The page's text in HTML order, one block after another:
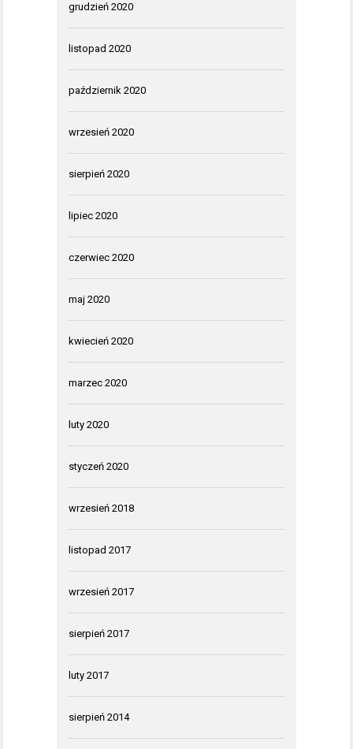
grudzień 2020
listopad 2020
październik 2020
wrzesień 2020
sierpień 2020
lipiec 2020
czerwiec 2020
maj 2020
kwiecień 2020
marzec 2020
luty 2020
styczeń 2020
wrzesień 2018
listopad 2017
wrzesień 2017
sierpień 2017
luty 2017
sierpień 2014